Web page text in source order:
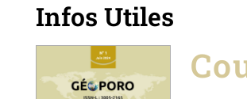
Infos Utiles